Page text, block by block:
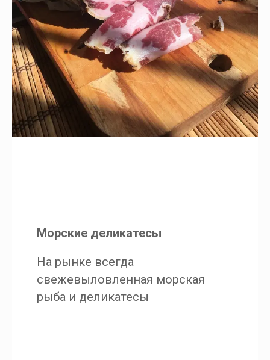
Морские деликатесы
На рынке всегда
свежевыловленная морская
рыба и деликатесы